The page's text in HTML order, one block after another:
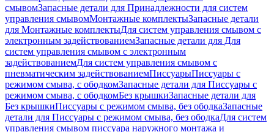
смывомЗапасные детали для Принадлежности для систем
управления смывомМонтажные комплектыЗапасные детали
для Монтажные комплектыДля систем управления смывом с
электронным задействованиемЗапасные детали для Для
систем управления смывом с электронным
задействованиемДля систем управления смывом с
пневматическим задействованиемПиссуарыПиссуары с
режимом смыва, с ободкомЗапасные детали для Писсуары с
режимом смыва, с ободкомБез крышкиЗапасные детали для
Без крышкиПиссуары с режимом смыва, без ободкаЗапасные
детали для Писсуары с режимом смыва, без ободкаДля систем
управления смывом писсуара наружного монтажа и